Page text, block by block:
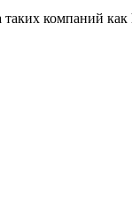
компаний как